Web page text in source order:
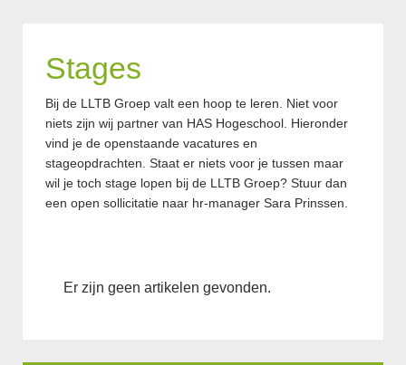
Stages
Bij de LLTB Groep valt een hoop te leren. Niet voor
niets zijn wij partner van HAS Hogeschool. Hieronder
vind je de openstaande vacatures en
stageopdrachten. Staat er niets voor je tussen maar
wil je toch stage lopen bij de LLTB Groep? Stuur dan
een open sollicitatie naar hr-manager Sara Prinssen.
Er zijn geen artikelen gevonden.